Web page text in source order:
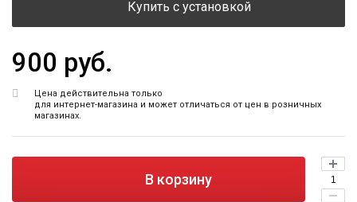
Купить с установкой
900 руб.
Цена действительна только
для интернет-магазина и может отличаться от цен в розничных
магазинах.
В корзину